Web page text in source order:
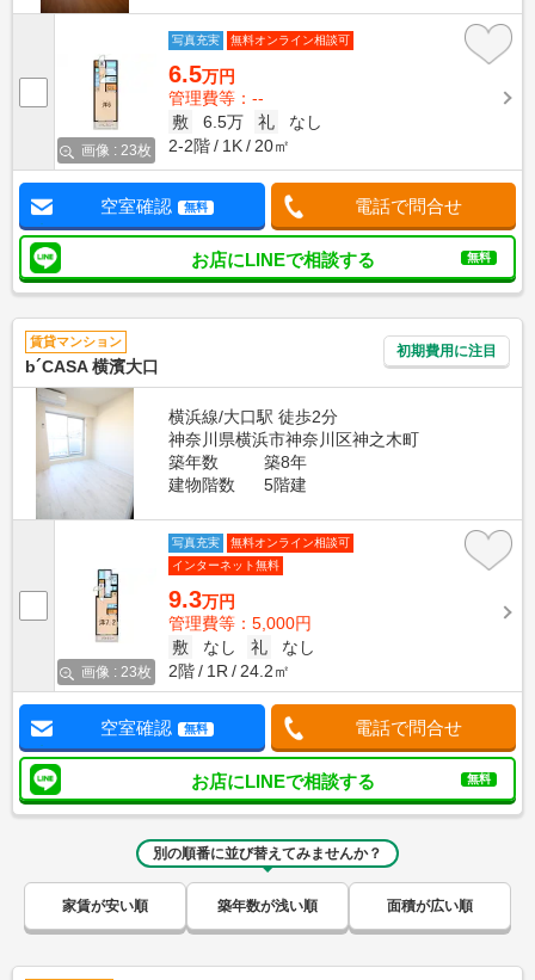
画像 : 23枚
写真充実 無料オンライン相談可
6.5万円
管理費等：--
敷
6.5万 礼
なし
2-2階
1K 20㎡
空室確認 無料 電話で問合せ
お店にLINEで相談する 無料
賃貸マンション
b´CASA 横濱大口
初期費用に注目
横浜線/大口駅 徒歩2分
神奈川県横浜市神奈川区神之木町
築年数
築8年
建物階数
5階建
画像 : 23枚
写真充実
無料オンライン相談可
インターネット無料
9.3万円
管理費等：5,000円
敷
なし 礼
なし
2階
1R 24.2㎡
空室確認 無料 電話で問合せ
お店にLINEで相談する 無料
別の順番に並び替えてみませんか？
家賃が安い順 築年数が浅い順 面積が広い順